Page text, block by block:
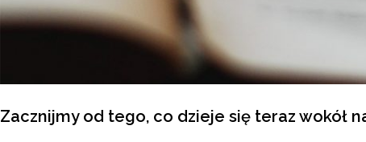
Zacznijmy od tego, co dzieje się teraz wokół